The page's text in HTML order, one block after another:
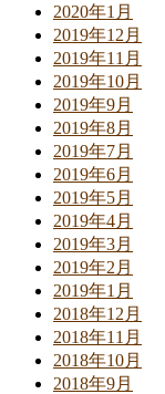
2020年1月
2019年12月
2019年11月
2019年10月
2019年9月
2019年8月
2019年7月
2019年6月
2019年5月
2019年4月
2019年3月
2019年2月
2019年1月
2018年12月
2018年11月
2018年10月
2018年9月